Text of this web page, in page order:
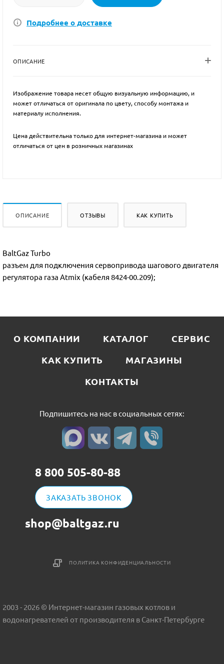
Подробнее о доставке
ОПИСАНИЕ
Изображение товара несет общую визуальную информацию, и
может отличаться от оригинала по цвету, способу монтажа и
материалу исполнения.
Цена действительна только для интернет-магазина и может
отличаться от цен в розничных магазинах
ОПИСАНИЕ ОТЗЫВЫ КАК КУПИТЬ
BaltGaz Turbo
разъем для подключения сервопривода шагового двигателя
регулятора газа Atmix (кабеля 8424-00.209);
О КОМПАНИИ КАТАЛОГ
СЕРВИС
КАК КУПИТЬ
МАГАЗИНЫ
КОНТАКТЫ
Подпишитесь на нас в социальных сетях:
8 800 505-80-88
ЗАКАЗАТЬ ЗВОНОК
shop@baltgaz.ru
ПОЛИТИКА КОНФИДЕНЦИАЛЬНОСТИ
2003 - 2026 © Интернет-магазин газовых котлов и
водонагревателей от производителя в Санкт-Петербурге